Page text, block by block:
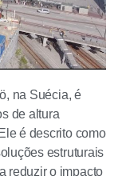
na Suécia, é
de altura
é descrito como
estruturais
reduzir o impacto